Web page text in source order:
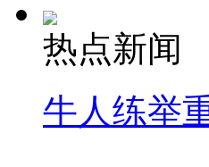
热点新闻
牛人练举